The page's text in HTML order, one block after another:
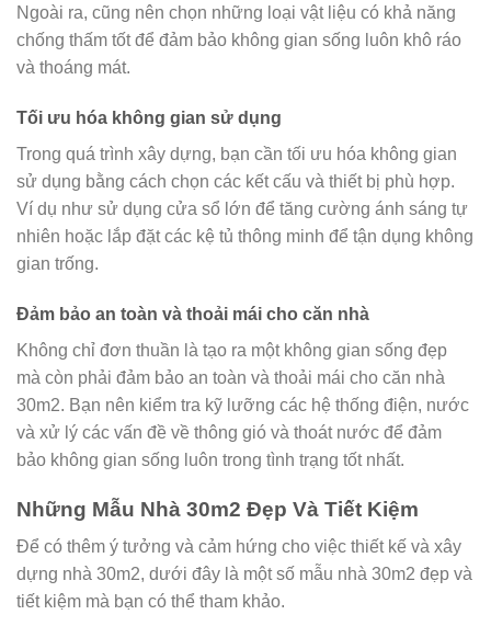
Ngoài ra, cũng nên chọn những loại vật liệu có khả năng
chống thấm tốt để đảm bảo không gian sống luôn khô ráo
và thoáng mát.
Tối ưu hóa không gian sử dụng
Trong quá trình xây dựng, bạn cần tối ưu hóa không gian
sử dụng bằng cách chọn các kết cấu và thiết bị phù hợp.
Ví dụ như sử dụng cửa sổ lớn để tăng cường ánh sáng tự
nhiên hoặc lắp đặt các kệ tủ thông minh để tận dụng không
gian trống.
Đảm bảo an toàn và thoải mái cho căn nhà
Không chỉ đơn thuần là tạo ra một không gian sống đẹp
mà còn phải đảm bảo an toàn và thoải mái cho căn nhà
30m2. Bạn nên kiểm tra kỹ lưỡng các hệ thống điện, nước
và xử lý các vấn đề về thông gió và thoát nước để đảm
bảo không gian sống luôn trong tình trạng tốt nhất.
Những Mẫu Nhà 30m2 Đẹp Và Tiết Kiệm
Để có thêm ý tưởng và cảm hứng cho việc thiết kế và xây
dựng nhà 30m2, dưới đây là một số mẫu nhà 30m2 đẹp và
tiết kiệm mà bạn có thể tham khảo.